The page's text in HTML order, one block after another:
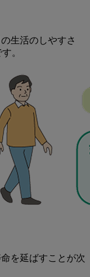
生活のしやすさ
。
を延ばすことが次